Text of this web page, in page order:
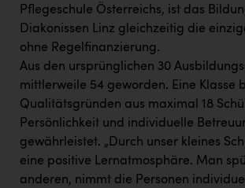
Pflegeschule Österreichs, ist das
Diakonissen Linz gleichzeitig die
ohne Regelfinanzierung.
Aus den ursprünglichen 30
mittlerweile 54 geworden. Eine Klasse
Qualitätsgründen aus maximal 18
Persönlichkeit und individuelle
gewährleistet. „Durch unser kleines
eine positive Lernatmosphäre. Man
anderen, nimmt die Personen